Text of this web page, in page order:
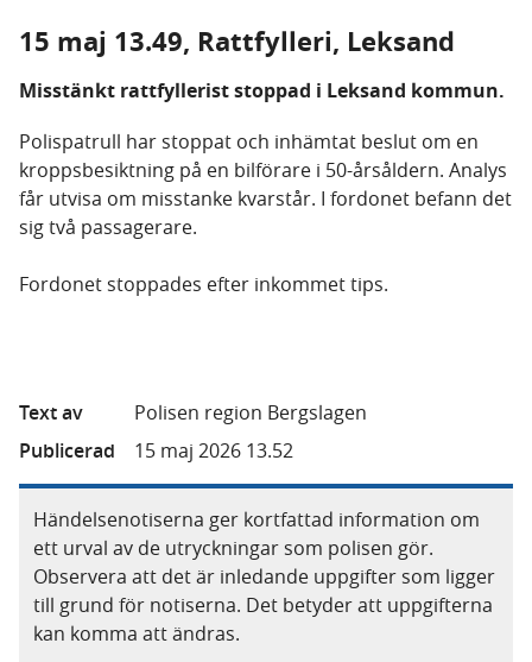
15 maj 13.49, Rattfylleri, Leksand
Misstänkt rattfyllerist stoppad i Leksand kommun.
Polispatrull har stoppat och inhämtat beslut om en
kroppsbesiktning på en bilförare i 50-årsåldern. Analys
får utvisa om misstanke kvarstår. I fordonet befann det
sig två passagerare.
Fordonet stoppades efter inkommet tips.
Text av
Polisen region Bergslagen
Publicerad
15 maj 2026 13.52
Händelsenotiserna ger kortfattad information om
ett urval av de utryckningar som polisen gör.
Observera att det är inledande uppgifter som ligger
till grund för notiserna. Det betyder att uppgifterna
kan komma att ändras.